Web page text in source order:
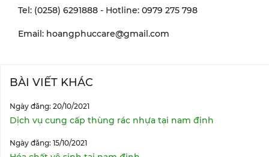
Tel: (0258) 6291888 - Hotline: 0979 275 798
Email: hoangphuccare@gmail.com
BÀI VIẾT KHÁC
Ngày đăng: 20/10/2021
Dịch vụ cung cấp thùng rác nhựa tại nam định
Ngày đăng: 15/10/2021